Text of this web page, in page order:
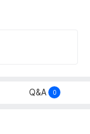
Q&A 0